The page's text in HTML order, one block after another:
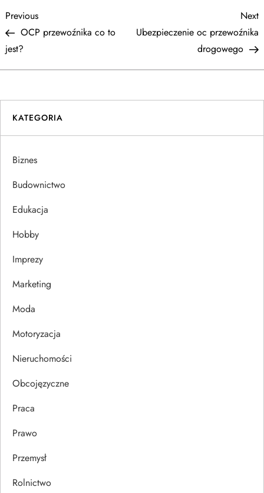
N
a
w
i
g
a
c
a
w
p
u
Previous
Post
Previous
OCP przewoźnika co to
jest?
Next
Ubezpieczenie oc przewoźnika
drogowego
KATEGORIA
Biznes
Budownictwo
Edukacja
Hobby
Imprezy
Marketing
Moda
Motoryzacja
Nieruchomości
Obcojęzyczne
Praca
Prawo
Przemysł
Rolnictwo